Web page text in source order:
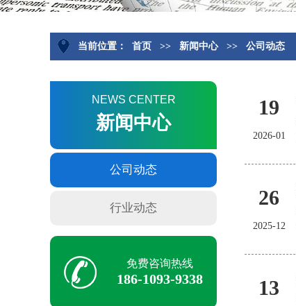
当前位置： 首页 >> 新闻中心 >> 公司动态
NEWS CENTER
新闻中心
公司动态
行业动态
免费咨询热线
186-1093-9338
19
2026-01
26
2025-12
13